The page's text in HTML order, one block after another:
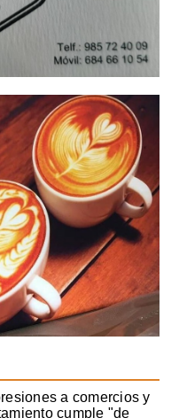
a comercios y
cumple "de